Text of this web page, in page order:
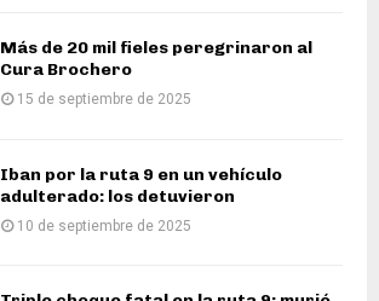
Más de 20 mil fieles peregrinaron al
Cura Brochero
15 de septiembre de 2025
Iban por la ruta 9 en un vehículo
adulterado: los detuvieron
10 de septiembre de 2025